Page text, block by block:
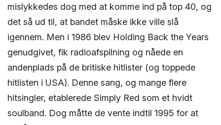
mislykkedes dog med at komme ind på top 40, og
det så ud til, at bandet måske ikke ville slå
igennem. Men i 1986 blev Holding Back the Years
genudgivet, fik radioafspilning og nåede en
andenplads på de britiske hitlister (og toppede
hitlisten i USA). Denne sang, og mange flere
hitsingler, etablerede Simply Red som et hvidt
soulband. Dog måtte de vente indtil 1995 for at